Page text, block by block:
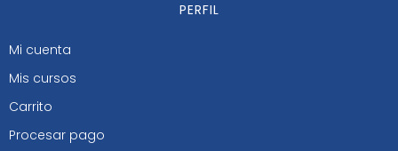
PERFIL
Mi cuenta
Mis cursos
Carrito
Procesar pago